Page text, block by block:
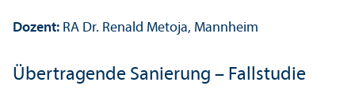
Dozent: RA Dr. Renald Metoja, Mannheim
Über­tragende Sanierung – Fallstudie